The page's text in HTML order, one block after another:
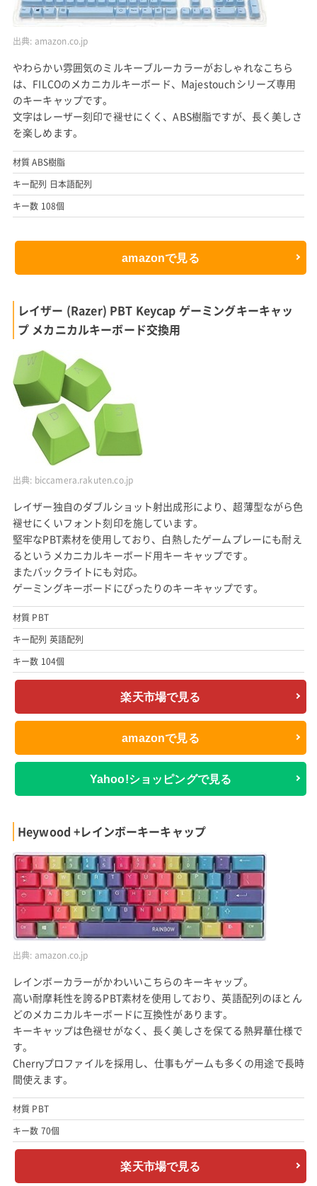
出典: amazon.co.jp
やわらかい雰囲気のミルキーブルーカラーがおしゃれなこちら
は、FILCOのメカニカルキーボード、Majestouchシリーズ専用
のキーキャップです。
文字はレーザー刻印で褪せにくく、ABS樹脂ですが、長く美しさ
を楽しめます。
材質 ABS樹脂
キー配列 日本語配列
キー数 108個
amazonで見る
レイザー (Razer) PBT Keycap ゲーミングキーキャッ
プ メカニカルキーボード交換用
出典: biccamera.rakuten.co.jp
レイザー独自のダブルショット射出成形により、超薄型ながら色
褪せにくいフォント刻印を施しています。
堅牢なPBT素材を使用しており、白熱したゲームプレーにも耐え
るというメカニカルキーボード用キーキャップです。
またバックライトにも対応。
ゲーミングキーボードにぴったりのキーキャップです。
材質 PBT
キー配列 英語配列
キー数 104個
楽天市場で見る
amazonで見る
Yahoo!ショッピングで見る
Heywood +レインボーキーキャップ
出典: amazon.co.jp
レインボーカラーがかわいいこちらのキーキャップ。
高い耐摩耗性を誇るPBT素材を使用しており、英語配列のほとん
どのメカニカルキーボードに互換性があります。
キーキャップは色褪せがなく、長く美しさを保てる熱昇華仕様で
す。
Cherryプロファイルを採用し、仕事もゲームも多くの用途で長時
間使えます。
材質 PBT
キー数 70個
楽天市場で見る